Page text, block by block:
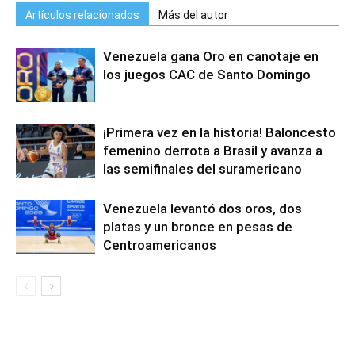
Artículos relacionados Más del autor
Venezuela gana Oro en canotaje en
los juegos CAC de Santo Domingo
¡Primera vez en la historia! Baloncesto
femenino derrota a Brasil y avanza a
las semifinales del suramericano
Venezuela levantó dos oros, dos
platas y un bronce en pesas de
Centroamericanos